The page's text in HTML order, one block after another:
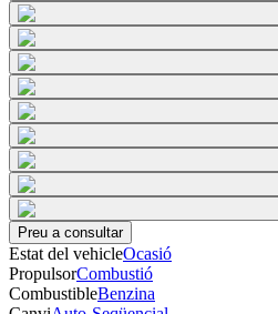
Preu a consultar
Estat del vehicleOcasió
PropulsorCombustió
CombustibleBenzina